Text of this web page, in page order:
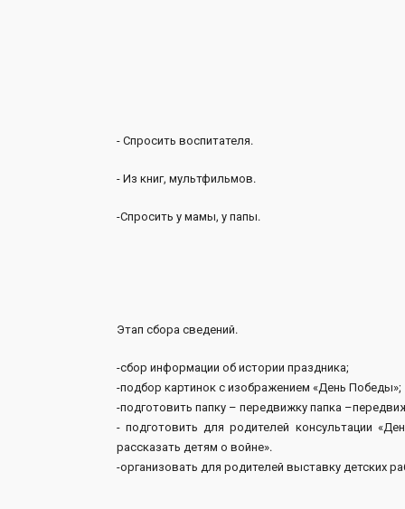
- Спросить воспитателя.
- Из книг, мультфильмов.
-Спросить у мамы, у папы.
Этап сбора сведений.
-сбор информации об истории праздника;
-подбор картинок с изображением «День Победы»;
-подготовить папку – передвижку папка
- подготовить для родителей консультации
рассказать детям о войне».
-организовать для родителей выставку детских